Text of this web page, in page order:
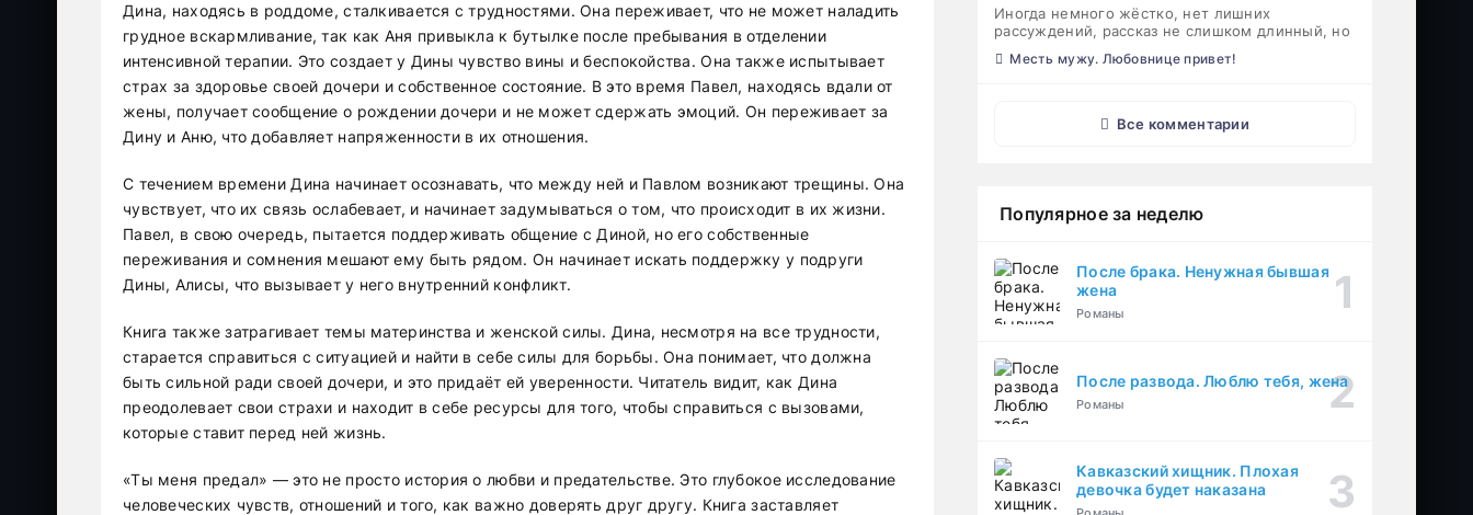
Дина, находясь в роддоме, сталкивается с трудностями. Она переживает, что не может наладить
грудное вскармливание, так как Аня привыкла к бутылке после пребывания в отделении
интенсивной терапии. Это создает у Дины чувство вины и беспокойства. Она также испытывает
страх за здоровье своей дочери и собственное состояние. В это время Павел, находясь вдали от
жены, получает сообщение о рождении дочери и не может сдержать эмоций. Он переживает за
Дину и Аню, что добавляет напряженности в их отношения.
С течением времени Дина начинает осознавать, что между ней и Павлом возникают трещины. Она
чувствует, что их связь ослабевает, и начинает задумываться о том, что происходит в их жизни.
Павел, в свою очередь, пытается поддерживать общение с Диной, но его собственные
переживания и сомнения мешают ему быть рядом. Он начинает искать поддержку у подруги
Дины, Алисы, что вызывает у него внутренний конфликт.
Книга также затрагивает темы материнства и женской силы. Дина, несмотря на все трудности,
старается справиться с ситуацией и найти в себе силы для борьбы. Она понимает, что должна
быть сильной ради своей дочери, и это придаёт ей уверенности. Читатель видит, как Дина
преодолевает свои страхи и находит в себе ресурсы для того, чтобы справиться с вызовами,
которые ставит перед ней жизнь.
«Ты меня предал» — это не просто история о любви и предательстве. Это глубокое исследование
человеческих чувств, отношений и того, как важно доверять друг другу. Книга заставляет
Иногда немного жёстко, нет лишних
рассуждений, рассказ не слишком длинный, но
Месть мужу. Любовнице привет!
Все комментарии
Популярное за неделю
После брака. Ненужная бывшая
жена
Романы
После развода. Люблю тебя, жена
Романы
Кавказский хищник. Плохая
девочка будет наказана